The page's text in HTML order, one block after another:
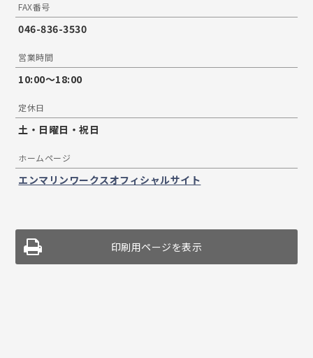
FAX番号
046-836-3530
営業時間
10:00〜18:00
定休日
土・日曜日・祝日
ホームページ
エンマリンワークスオフィシャルサイト
印刷用ページを表示